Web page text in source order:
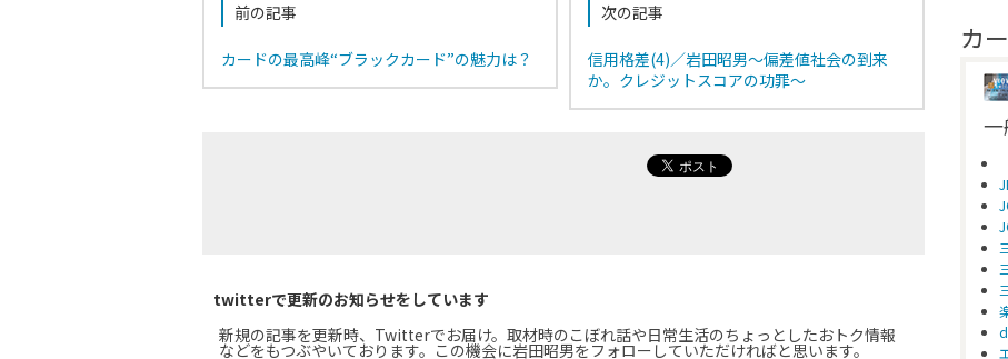
前の記事
カードの最高峰“ブラックカード”の魅力は？
次の記事
信用格差(4)／岩田昭男～偏差値社会の到来
か。クレジットスコアの功罪～
twitterで更新のお知らせをしています
新規の記事を更新時、Twitterでお届け。取材時のこぼれ話や日常生活のちょっとしたおトク情報
などをもつぶやいております。この機会に岩田昭男をフォローしていただければと思います。
カ